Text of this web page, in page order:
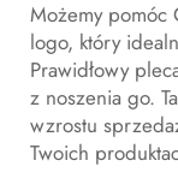
Możemy pomóc
logo, który
Prawidłowy
z noszenia go.
wzrostu
Twoich